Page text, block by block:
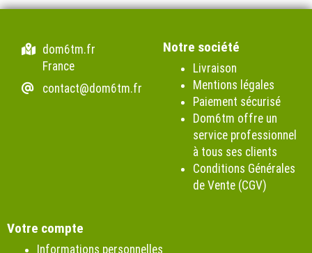
dom6tm.fr
France
contact@dom6tm.fr
Notre société
Livraison
Mentions légales
Paiement sécurisé
Dom6tm offre un
service professionnel
à tous ses clients
Conditions Générales
de Vente (CGV)
Votre compte
Informations personnelles